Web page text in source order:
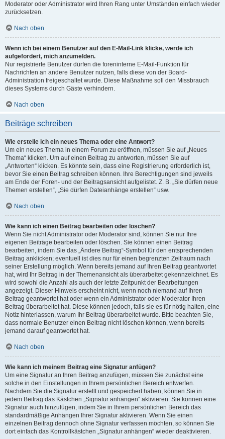
Moderator oder Administrator wird Ihren Rang unter Umständen einfach wieder
zurücksetzen.
Nach oben
Wenn ich bei einem Benutzer auf den E-Mail-Link klicke, werde ich
aufgefordert, mich anzumelden.
Nur registrierte Benutzer dürfen die foreninterne E-Mail-Funktion für
Nachrichten an andere Benutzer nutzen, falls diese von der Board-
Administration freigeschaltet wurde. Diese Maßnahme soll den Missbrauch
dieses Systems durch Gäste verhindern.
Nach oben
Beiträge schreiben
Wie erstelle ich ein neues Thema oder eine Antwort?
Um ein neues Thema in einem Forum zu eröffnen, müssen Sie auf „Neues
Thema“ klicken. Um auf einen Beitrag zu antworten, müssen Sie auf
„Antworten“ klicken. Es könnte sein, dass eine Registrierung erforderlich ist,
bevor Sie einen Beitrag schreiben können. Ihre Berechtigungen sind jeweils
am Ende der Foren- und der Beitragsansicht aufgelistet. Z. B. „Sie dürfen neue
Themen erstellen“, „Sie dürfen Dateianhänge erstellen“ usw.
Nach oben
Wie kann ich einen Beitrag bearbeiten oder löschen?
Wenn Sie nicht Administrator oder Moderator sind, können Sie nur Ihre
eigenen Beiträge bearbeiten oder löschen. Sie können einen Beitrag
bearbeiten, indem Sie das „Ändere Beitrag“-Symbol für den entsprechenden
Beitrag anklicken; eventuell ist dies nur für einen begrenzten Zeitraum nach
seiner Erstellung möglich. Wenn bereits jemand auf Ihren Beitrag geantwortet
hat, wird Ihr Beitrag in der Themenansicht als überarbeitet gekennzeichnet. Es
wird sowohl die Anzahl als auch der letzte Zeitpunkt der Bearbeitungen
angezeigt. Dieser Hinweis erscheint nicht, wenn noch niemand auf Ihren
Beitrag geantwortet hat oder wenn ein Administrator oder Moderator Ihren
Beitrag überarbeitet hat. Diese können jedoch, falls sie es für nötig halten, eine
Notiz hinterlassen, warum Ihr Beitrag überarbeitet wurde. Bitte beachten Sie,
dass normale Benutzer einen Beitrag nicht löschen können, wenn bereits
jemand darauf geantwortet hat.
Nach oben
Wie kann ich meinem Beitrag eine Signatur anfügen?
Um eine Signatur an Ihren Beitrag anzufügen, müssen Sie zunächst eine
solche in den Einstellungen in Ihrem persönlichen Bereich entwerfen.
Nachdem Sie die Signatur erstellt und gespeichert haben, können Sie in
jedem Beitrag das Kästchen „Signatur anhängen“ aktivieren. Sie können eine
Signatur auch hinzufügen, indem Sie in Ihrem persönlichen Bereich das
standardmäßige Anhängen Ihrer Signatur aktivieren. Wenn Sie einen
einzelnen Beitrag dennoch ohne Signatur verfassen möchten, so können Sie
dort einfach das Kontrollkästchen „Signatur anhängen“ wieder deaktivieren.